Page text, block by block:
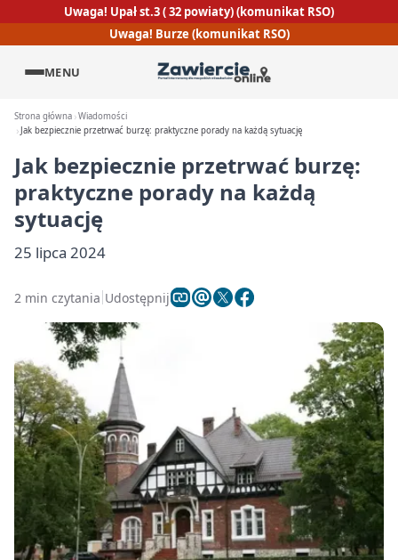
Uwaga! Upał st.3 ( 32 powiaty) (komunikat RSO)
Uwaga! Burze (komunikat RSO)
MENU
Strona główna Wiadomości
Jak bezpiecznie przetrwać burzę: praktyczne porady na każdą sytuację
Jak bezpiecznie przetrwać burzę:
praktyczne porady na każdą
sytuację
25 lipca 2024
2 min czytania Udostępnij